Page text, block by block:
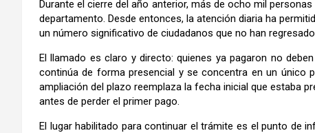
Durante el cierre del año anterior, más de ocho mil
departamento. Desde entonces, la atención diaria ha
un número significativo de ciudadanos que no han
El llamado es claro y directo: quienes ya pagaron no
continúa de forma presencial y se concentra en un único
ampliación del plazo reemplaza la fecha inicial que estaba
antes de perder el primer pago.
El lugar habilitado para continuar el trámite es el punto de